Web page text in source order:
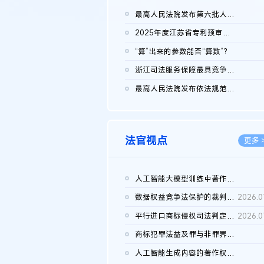
最高人民法院发布第六批人民法院种业知识产权司法保护典型案例 含...
2025年度江苏省专利预审典型案例
“算”出来的参数能否“算数”？
浙江司法服务保障最具竞争力营商环境建设典型案例（第二批）含侵...
最高人民法院发布依法规范平台经营、保护消费者合法权益典型案例...
法官视点 更多
人工智能大模型训练中著作权的合理使用
数据权益竞争法保护的裁判路径构建
平行进口商标侵权司法判定规则的困境与纾解
商标犯罪法益及罪与非罪界限研究
人工智能生成内容的著作权司法认定：演进逻辑、现实困境与规则建...